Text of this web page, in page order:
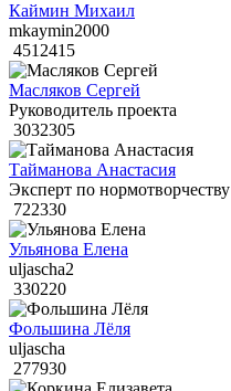
Каймин Михаил
mkaymin2000
4512415
Масляков Сергей
Руководитель проекта
3032305
Тайманова Анастасия
Эксперт по нормотворчеству
722330
Ульянова Елена
uljascha2
330220
Фольшина Лёля
uljascha
277930